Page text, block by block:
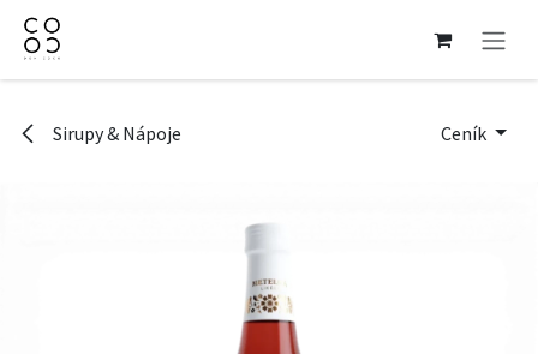
Přejít na obsah
Sirupy & Nápoje Ceník